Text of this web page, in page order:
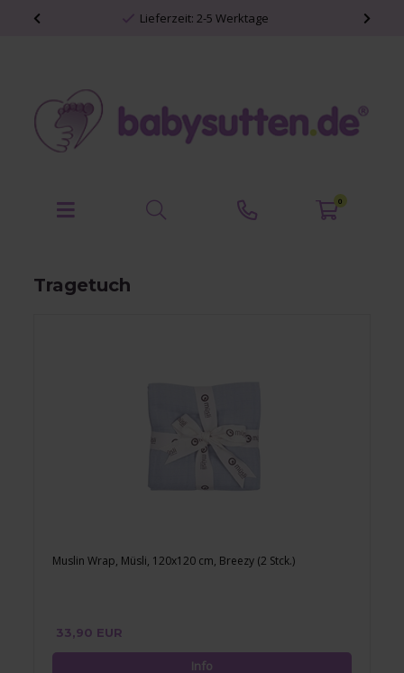
Lieferzeit: 2-5 Werktage
0
Tragetuch
Muslin Wrap, Müsli, 120x120 cm, Breezy (2 Stck.)
33,90 EUR